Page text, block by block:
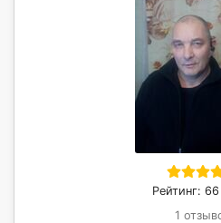
Рейтинг:
1